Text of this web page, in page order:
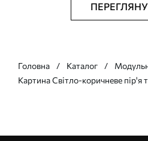
Головна Каталог
Картина Світло-коричневе пір'я